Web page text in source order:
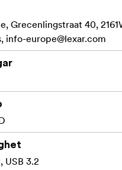
Lexar® Professional USB-
kompakt så att du kan
i Lexar Quality Labs,
1 100 digitala enheter, för
kompatibilitet och
Grecenlingstraat 40,
info-europe@lexar.com
USB 3.2